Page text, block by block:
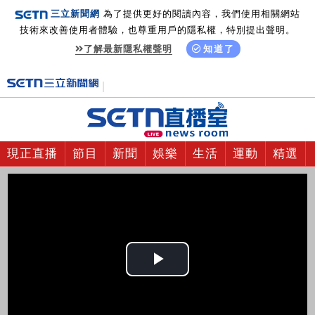
三立新聞網 為了提供更好的閱讀內容，我們使用相關網站
技術來改善使用者體驗，也尊重用戶的隱私權，特別提出聲明。
了解最新隱私權聲明
知道了
現正直播 節目 新聞 娛樂 生活 運動 精選
Play